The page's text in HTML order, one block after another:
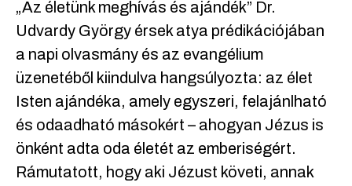
„Az életünk meghívás és ajándék” Dr.
Udvardy György érsek atya prédikációjában
a napi olvasmány és az evangélium
üzenetéből kiindulva hangsúlyozta: az élet
Isten ajándéka, amely egyszeri, felajánlható
és odaadható másokért – ahogyan Jézus is
önként adta oda életét az emberiségért.
Rámutatott, hogy aki Jézust követi, annak